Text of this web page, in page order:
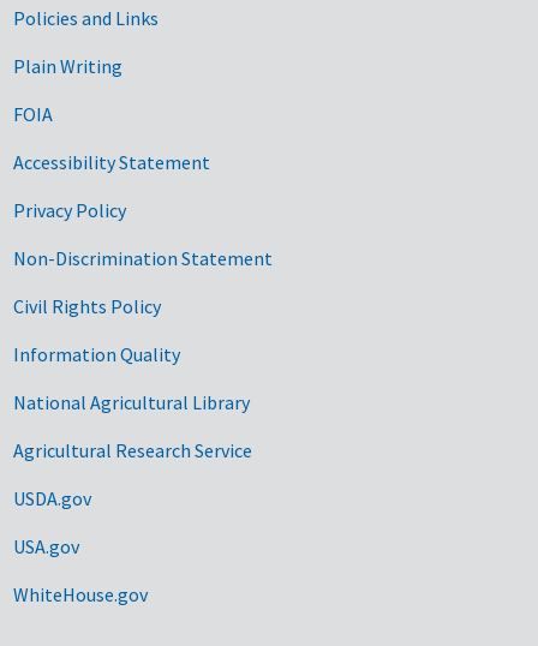
Government Links
Policies and Links
Plain Writing
FOIA
Accessibility Statement
Privacy Policy
Non-Discrimination Statement
Civil Rights Policy
Information Quality
National Agricultural Library
Agricultural Research Service
USDA.gov
USA.gov
WhiteHouse.gov